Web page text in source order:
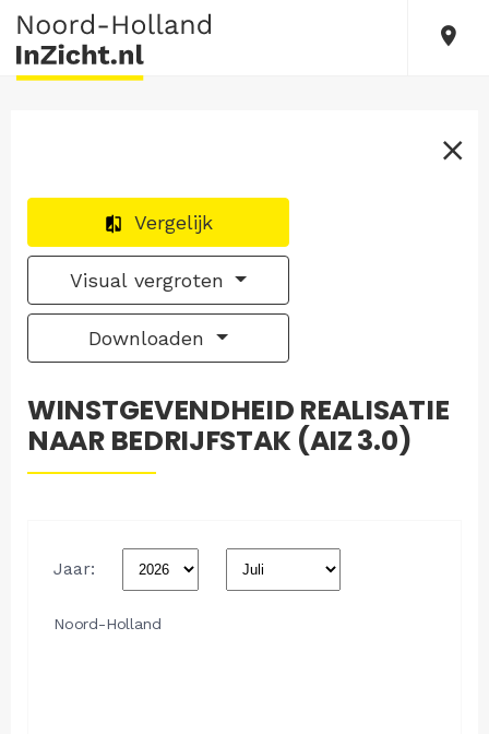
Vergelijk
Visual vergroten
Downloaden
WINSTGEVENDHEID REALISATIE
NAAR BEDRIJFSTAK (AIZ 3.0)